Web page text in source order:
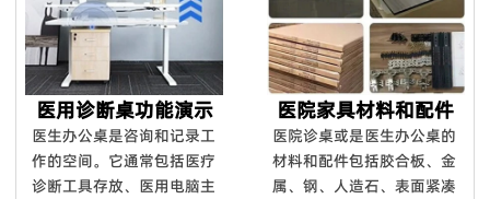
医用诊断桌功能演示
医生办公桌是咨询和记录工
作的空间。它通常包括医疗
诊断工具存放、医用电脑主
医院家具材料和配件
医院诊桌或是医生办公桌的
材料和配件包括胶合板、金
属、钢、人造石、表面紧凑